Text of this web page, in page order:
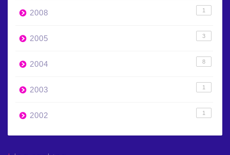
2008 1
2005 3
2004 8
2003 1
2002 1